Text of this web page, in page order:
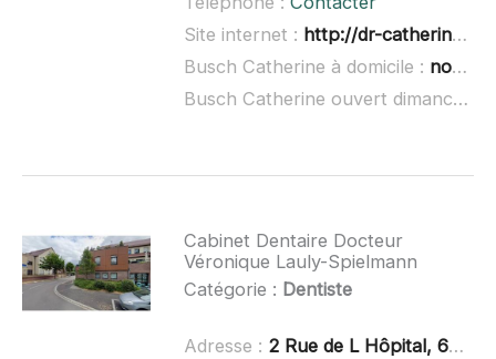
Site internet : http://dr-catherine-busch.chirurgiens-dentistes.fr/cabinet-dentaire-obenheim.html
Busch Catherine à domicile : non renseigné
Busch Catherine ouvert dimanche :
Cabinet Dentaire Docteur
Véronique Lauly-Spielmann
Catégorie : Dentiste
Adresse : 2 Rue de L Hôpital, 67140 Barr